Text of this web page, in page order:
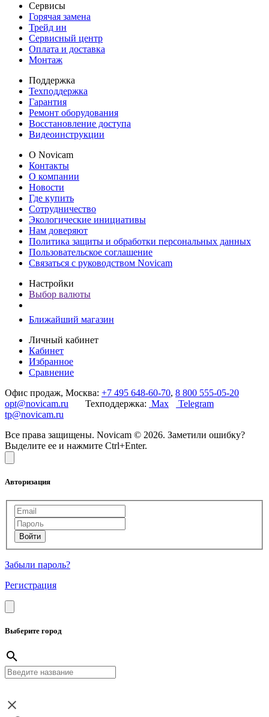
Сервисы
Горячая замена
Трейд ин
Сервисный центр
Оплата и доставка
Монтаж
Поддержка
Техподдержка
Гарантия
Ремонт оборудования
Восстановление доступа
Видеоинструкции
О Novicam
Контакты
О компании
Новости
Где купить
Сотрудничество
Экологические инициативы
Нам доверяют
Политика защиты и обработки персональных данных
Пользовательское соглашение
Связаться с руководством Novicam
Настройки
Выбор валюты
Ближайший магазин
Личный кабинет
Кабинет
Избранное
Сравнение
Офис продаж, Москва: +7 495 648-60-70, 8 800 555-05-20
opt@novicam.ru Техподдержка: Max
Telegram
tp@novicam.ru
Все права защищены. Novicam © 2026. Заметили ошибку?
Выделите ее и нажмите Ctrl+Enter.
Авторизация
Забыли пароль?
Регистрация
Выберите город